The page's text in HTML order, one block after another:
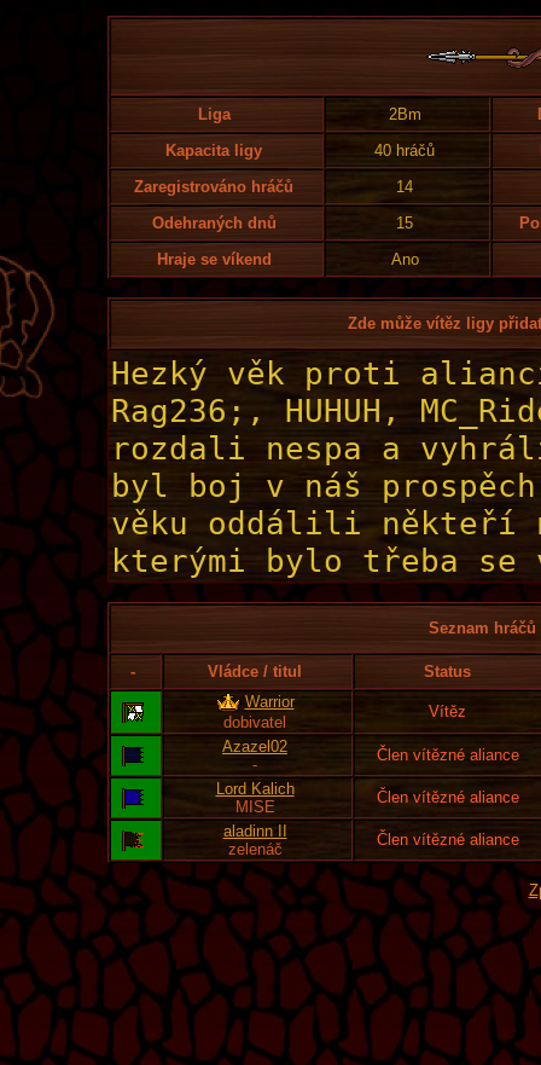
Liga 2Bm
Kapacita ligy
40 hráčů
Zaregistrováno hráčů
14
Odehraných dnů
15
Hraje se víkend
Ano
Zde může vítěz ligy
Seznam
- Vládce / titul
Status
Warrior
dobivatel
Vítěz
Azazel02
-
Člen vítězné aliance
Lord Kalich
MISE
Člen vítězné aliance
aladinn II
zelenáč
Člen vítězné aliance